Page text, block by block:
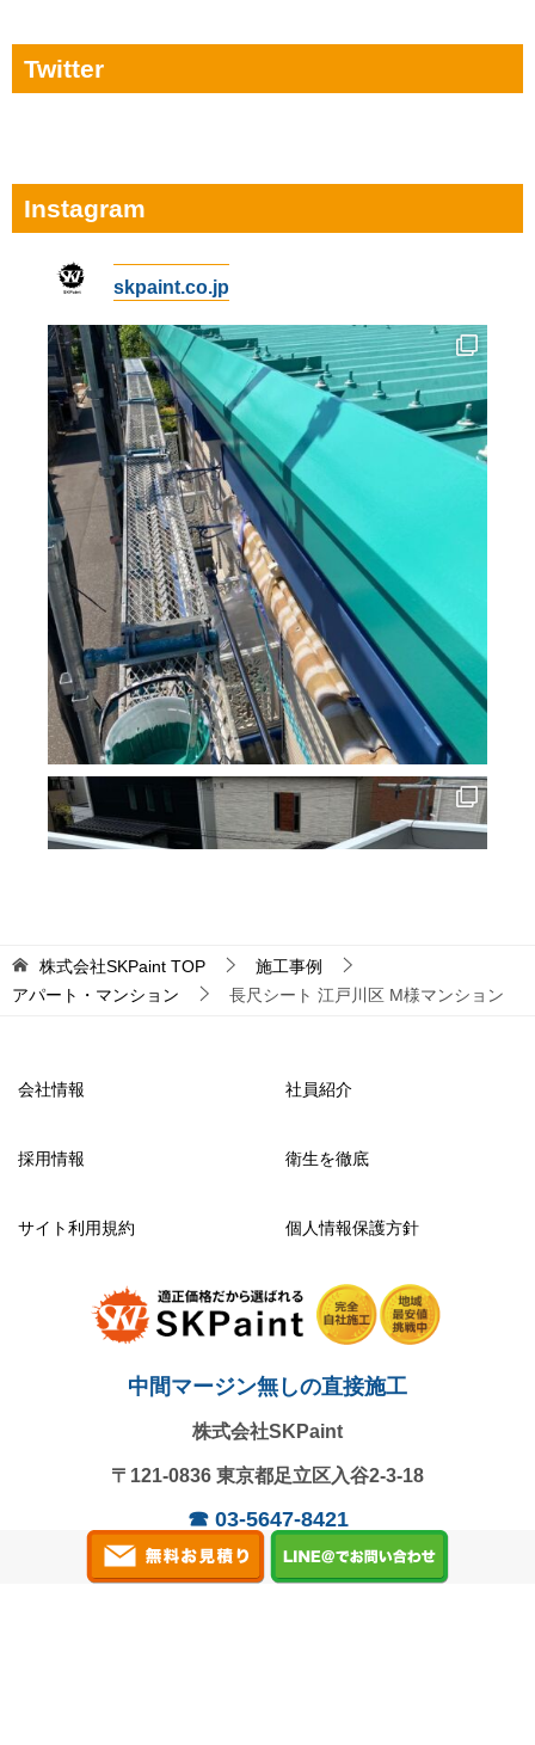
Twitter
Instagram
skpaint.co.jp
株式会社SKPaint TOP
施工事例
アパート・マンション
長尺シート 江戸川区 M様マンション
会社情報 社員紹介
採用情報 衛生を徹底
サイト利用規約 個人情報保護方針
中間マージン無しの直接施工
株式会社SKPaint
〒121-0836 東京都足立区入谷2-3-18
☎ 03-5647-8421
営業時間：9:00～18:00 / 日曜定休